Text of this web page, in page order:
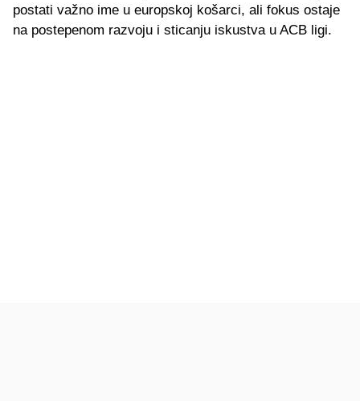
postati važno ime u europskoj košarci, ali fokus ostaje
na postepenom razvoju i sticanju iskustva u ACB ligi.